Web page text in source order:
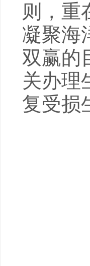
则，重
凝聚海
双赢的
关办理
复受损